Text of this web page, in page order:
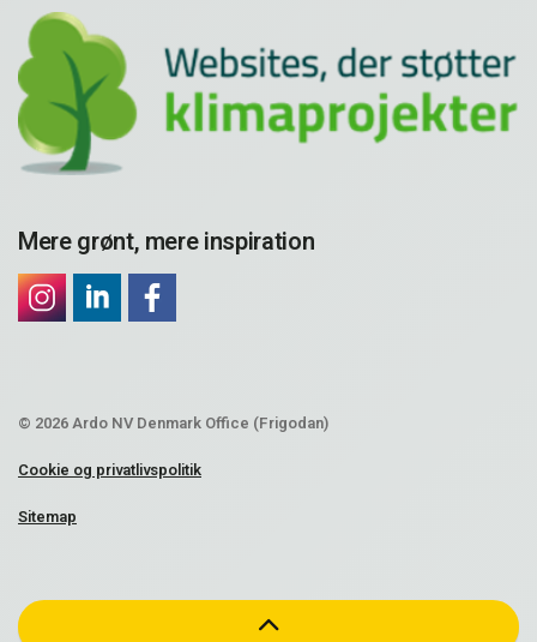
Mere grønt, mere inspiration
© 2026 Ardo NV Denmark Office (Frigodan)
Cookie og privatlivspolitik
Sitemap